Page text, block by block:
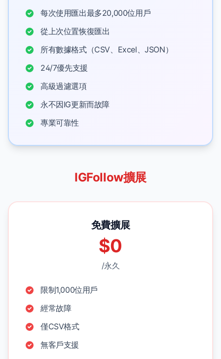
每次使用匯出最多20,000位用戶
從上次位置恢復匯出
所有數據格式（CSV、Excel、JSON）
24/7優先支援
高級過濾選項
永不因IG更新而故障
專業可靠性
IGFollow擴展
免費擴展
$0
/永久
限制1,000位用戶
經常故障
僅CSV格式
無客戶支援